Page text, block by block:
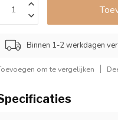
Binnen 1-2 werkdagen
om te vergelijken